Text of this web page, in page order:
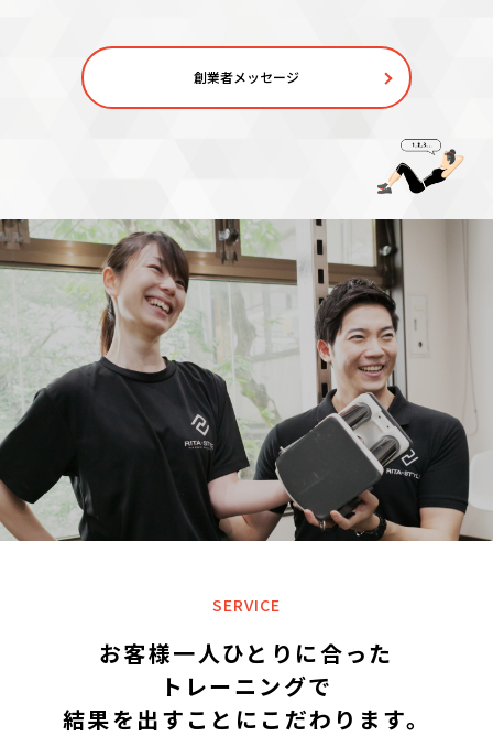
創業者メッセージ
SERVICE
お客様一人ひとりに合った
トレーニングで
結果を出すことにこだわります。